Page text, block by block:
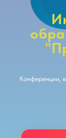
Конференции,